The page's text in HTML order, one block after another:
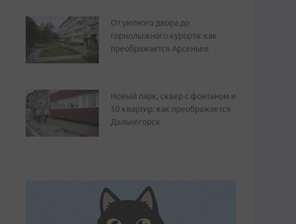
От уютного двора до
горнолыжного курорта: как
преображается Арсеньев
Новый парк, сквер с фонтаном и
50 квартир: как преображается
Дальнегорск